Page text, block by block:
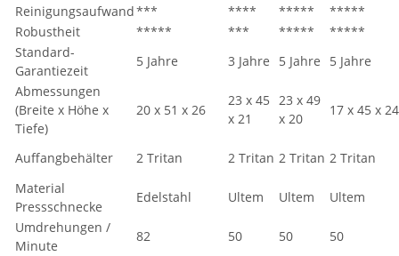
Reinigungsaufwand*** **** *****
*****
Robustheit
***** *** *****
*****
Standard-
Garantiezeit
5 Jahre 3 Jahre 5 Jahre
5 Jahre
Abmessungen
(Breite x Höhe x
Tiefe)
20 x 51 x 26
23 x 45
x 21
23 x 49
x 20
17 x 45 x 24
Auffangbehälter 2 Tritan 2 Tritan 2 Tritan 2 Tritan
Material
Pressschnecke
Edelstahl Ultem Ultem
Ultem
Umdrehungen /
Minute
82 50 50 50